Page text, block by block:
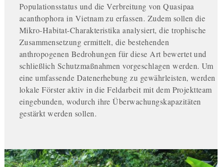
Populationsstatus und die Verbreitung von Quasipaa
acanthophora in Vietnam zu erfassen. Zudem sollen die
Mikro-Habitat-Charakteristika analysiert, die trophische
Zusammensetzung ermittelt, die bestehenden
anthropogenen Bedrohungen für diese Art bewertet und
schließlich Schutzmaßnahmen vorgeschlagen werden. Um
eine umfassende Datenerhebung zu gewährleisten, werden
lokale Förster aktiv in die Feldarbeit mit dem Projektteam
eingebunden, wodurch ihre Überwachungskapazitäten
gestärkt werden sollen.